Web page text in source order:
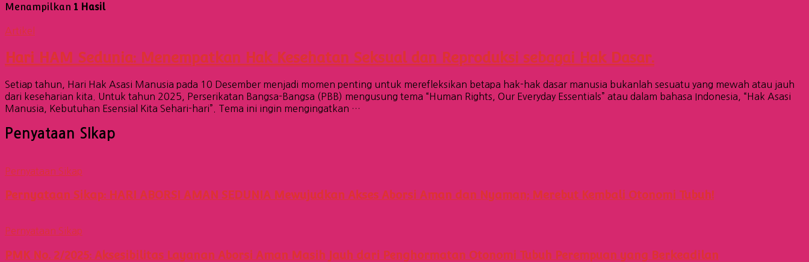
Menampilkan 1 Hasil
Artikel
Hari HAM Sedunia: Menempatkan Hak Kesehatan Seksual dan Reproduksi sebagai Hak Dasar.
Setiap tahun, Hari Hak Asasi Manusia pada 10 Desember menjadi momen penting untuk merefleksikan betapa hak-hak dasar manusia bukanlah sesuatu yang mewah atau jauh
dari keseharian kita. Untuk tahun 2025, Perserikatan Bangsa-Bangsa (PBB) mengusung tema “Human Rights, Our Everyday Essentials” atau dalam bahasa Indonesia, “Hak Asasi
Manusia, Kebutuhan Esensial Kita Sehari-hari”. Tema ini ingin mengingatkan …
Penyataan SIkap
Pernyataan Sikap
Pernyataan Sikap: HARI ABORSI AMAN SEDUNIA Mewujudkan Akses Aborsi Aman dan Nyaman; Merebut Kembali Otonomi Tubuh!
Pernyataan Sikap
PMK No. 2/2025: Aksesibilitas Layanan Aborsi Aman Masih Jauh dari Penghormatan Otonomi Tubuh Perempuan yang Berkeadilan